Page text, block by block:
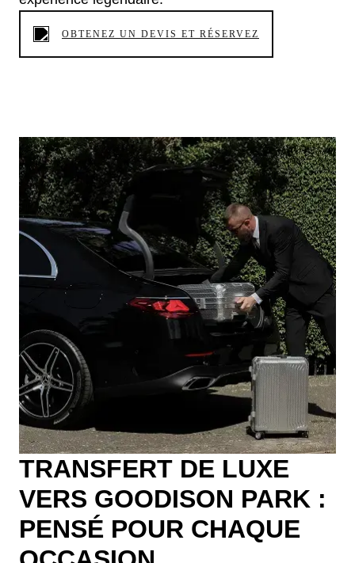
OBTENEZ UN DEVIS ET RÉSERVEZ
TRANSFERT DE LUXE
VERS GOODISON PARK :
PENSÉ POUR CHAQUE